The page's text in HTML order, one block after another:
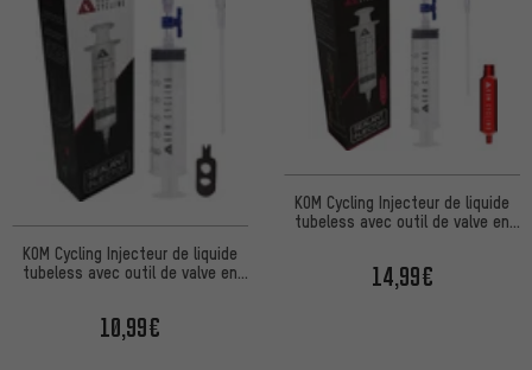
KOM Cycling Injecteur de liquide
tubeless avec outil de valve en
10,99€
KOM Cycling Injecteur de liquide
tubeless avec outil de valve en
14,99€